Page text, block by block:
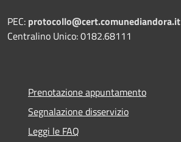
PEC: protocollo@cert.comunediandora.it
Centralino Unico: 0182.68111
Prenotazione appuntamento
Segnalazione disservizio
Leggi le FAQ